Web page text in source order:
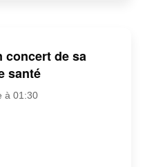
concert de sa
santé
à 01:30